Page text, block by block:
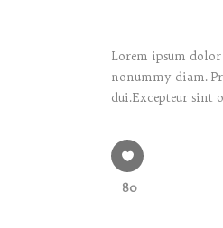
Lorem ipsum dolor
nonummy diam.
dui.Excepteur sint
80